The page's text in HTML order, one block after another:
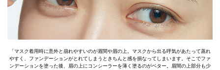
「マスク着用時に意外と崩れやすいのが眉間や眉の上。マスクから出る呼気があたって蒸れ
やすく、ファンデーションがとれてしまうときちんと感を損なってしまいます。そこでファ
ンデーションを塗った後、眉の上にコンシーラーを薄く塗るのがベター。眉間の上部分も少